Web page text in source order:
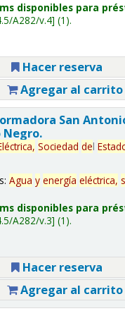
disponibles para
A282/v.4 (1).
Hacer reserva
Agregar al carrito
San
Negro.
Sociedad del
Agua y energía eléctrica,
disponibles para
A282/v.3 (1).
Hacer reserva
Agregar al carrito